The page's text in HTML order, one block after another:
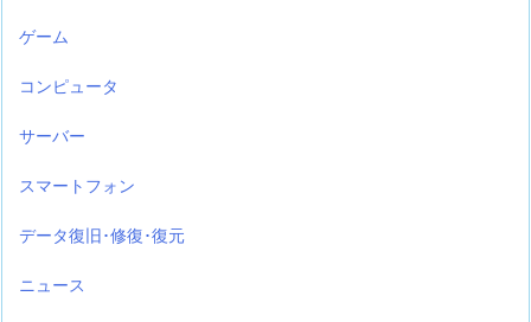
ゲーム
コンピュータ
サーバー
スマートフォン
データ復旧･修復･復元
ニュース